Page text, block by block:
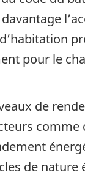
pour le
de
comme
de nature